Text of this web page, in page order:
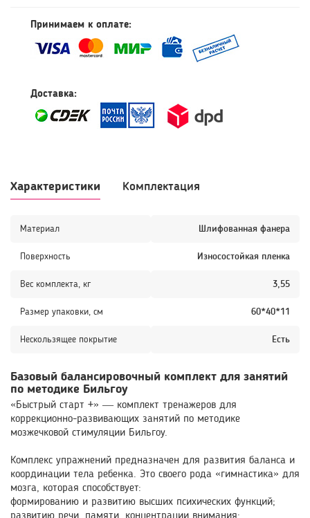
Принимаем к оплате:
Доставка:
Материал Шлифованная фанера
Поверхность Износостойкая пленка
Вес комплекта, кг 3,55
Размер упаковки, см 60*40*11
Нескользящее покрытие Есть
Базовый балансировочный комплект для занятий
по методике Бильгоу
«Быстрый старт +» — комплект тренажеров для
коррекционно-развивающих занятий по методике
мозжечковой стимуляции Бильгоу.
Комплекс упражнений предназначен для развития баланса и
координации тела ребенка. Это своего рода «гимнастика» для
мозга, которая способствует:
формированию и развитию высших психических функций;
развитию речи, памяти, концентрации внимания;